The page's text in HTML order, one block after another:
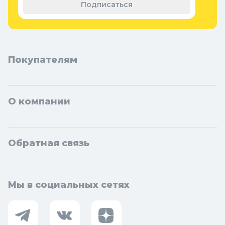
Лыткарино, Павловский Посад, Ступино, Котельники, Фрязино,
Дзержинский, Солнечногорск, Новосибирска и Новосибирской
области: Бердск, Искитим, Кольцово.
Подписаться
Покупателям
О компании
Обратная связь
Мы в социальных сетях